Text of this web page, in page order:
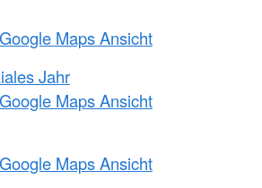
Maps Ansicht
Jahr
Maps Ansicht
Maps Ansicht